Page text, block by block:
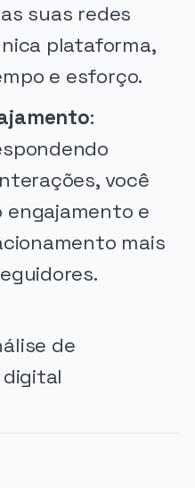
suas redes
plataforma,
e esforço.
:
você
engajamento e
mais